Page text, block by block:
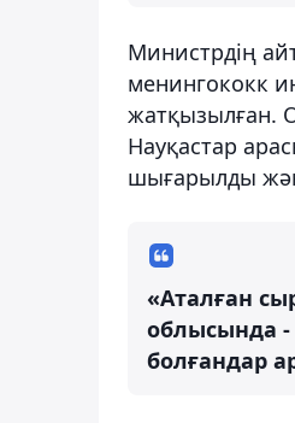
Министрдің
менингококк
жатқызылған.
Науқастар
шығарылды
«Аталған
облысында -
болғандар